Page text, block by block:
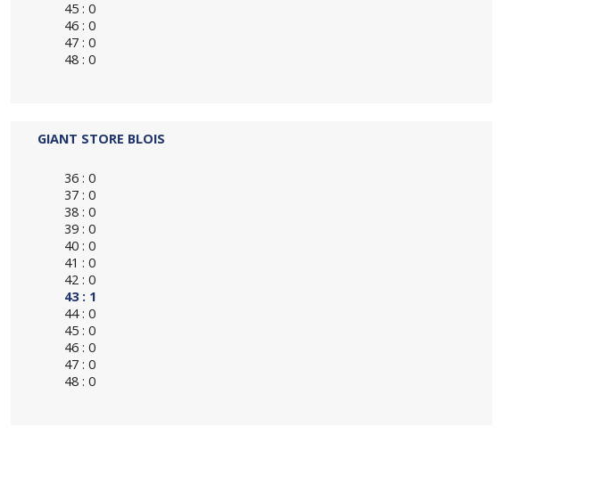
45 : 0
46 : 0
47 : 0
48 : 0
GIANT STORE BLOIS
36 : 0
37 : 0
38 : 0
39 : 0
40 : 0
41 : 0
42 : 0
43 : 1
44 : 0
45 : 0
46 : 0
47 : 0
48 : 0